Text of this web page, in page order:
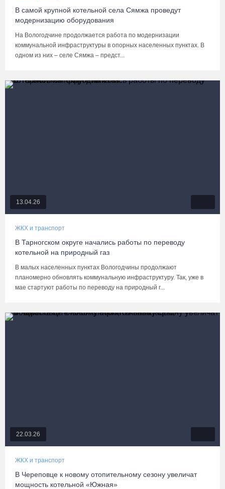
В самой крупной котельной села Сямжа проведут
модернизацию оборудования
На Вологодчине продолжается работа по модернизации
коммунальной инфраструктуры в опорных населенных пунктах. В
одном из них – селе Сямжа – предст...
13.04.26
ЖКХ и транспорт
В Тарногском округе начались работы по переводу
котельной на природный газ
В малых населенных пунктах Вологодчины продолжают
планомерно обновлять коммунальную инфраструктуру. Так, уже в
мае стартуют работы по переводу на природный г...
22.03.26
ЖКХ и транспорт
В Череповце к новому отопительному сезону увеличат
мощность котельной «Южная»